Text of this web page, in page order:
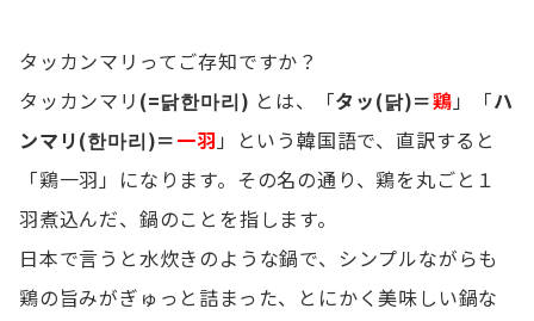
タッカンマリってご存知ですか？
タッカンマリ (=닭한마리) とは、「タッ(닭)＝鶏 」「ハ
ンマリ(한마리)＝一羽 」という韓国語で、直訳すると
「鶏一羽」になります。その名の通り、鶏を丸ごと１
羽煮込んだ、鍋のことを指します。
日本で言うと水炊きのような鍋で、シンプルながらも
鶏の旨みがぎゅっと詰まった、とにかく美味しい鍋な